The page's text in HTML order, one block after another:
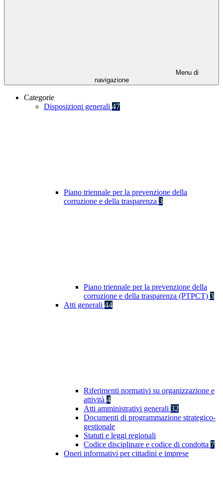
Menu di
navigazione
Categorie
Disposizioni generali 47
Piano triennale per la prevenzione della
corruzione e della trasparenza 3
Piano triennale per la prevenzione della
corruzione e della trasparenza (PTPCT) 3
Atti generali 44
Riferimenti normativi su organizzazione e
attività 4
Atti amministrativi generali 32
Documenti di programmazione strategico-
gestionale
Statuti e leggi regionali
Codice disciplinare e codice di condotta 7
Oneri informativi per cittadini e imprese